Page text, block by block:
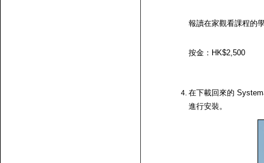
報讀在家觀看課程的
按金：HK$2,500
在下載回來的
進行安裝。